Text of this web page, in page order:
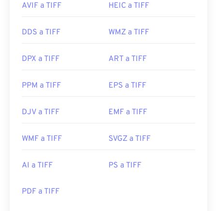
AVIF a TIFF HEIC a TIFF
DDS a TIFF WMZ a TIFF
DPX a TIFF ART a TIFF
PPM a TIFF EPS a TIFF
DJV a TIFF EMF a TIFF
WMF a TIFF SVGZ a TIFF
AI a TIFF PS a TIFF
PDF a TIFF